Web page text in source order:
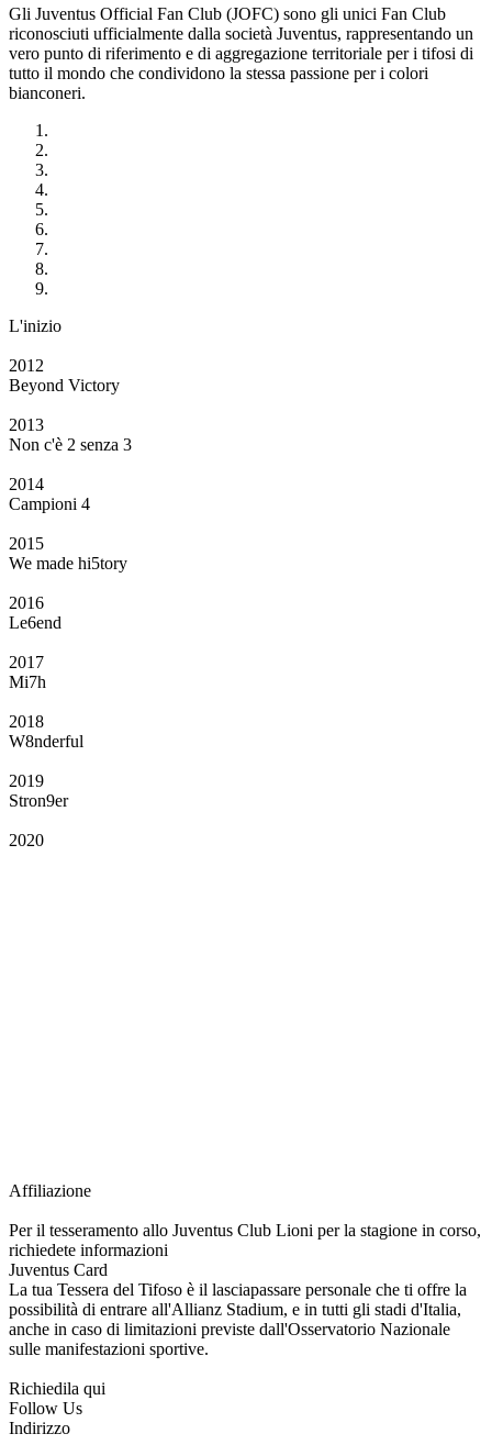
Gli Juventus Official Fan Club (JOFC) sono gli unici Fan Club
riconosciuti ufficialmente dalla società Juventus, rappresentando un
vero punto di riferimento e di aggregazione territoriale per i tifosi di
tutto il mondo che condividono la stessa passione per i colori
bianconeri.
L'inizio
2012
Beyond Victory
2013
Non c'è 2 senza 3
2014
Campioni 4
2015
We made hi5tory
2016
Le6end
2017
Mi7h
2018
W8nderful
2019
Stron9er
2020
Affiliazione
Per il tesseramento allo Juventus Club Lioni per la stagione in corso,
richiedete informazioni
Juventus Card
La tua Tessera del Tifoso è il lasciapassare personale che ti offre la
possibilità di entrare all'Allianz Stadium, e in tutti gli stadi d'Italia,
anche in caso di limitazioni previste dall'Osservatorio Nazionale
sulle manifestazioni sportive.
Richiedila qui
Follow Us
Indirizzo